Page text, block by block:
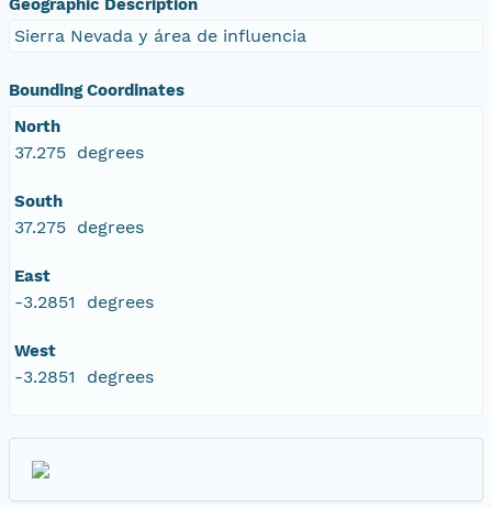
Sierra Nevada y área de influencia
Bounding Coordinates
North
37.275 degrees
South
37.275 degrees
East
-3.2851 degrees
West
-3.2851 degrees